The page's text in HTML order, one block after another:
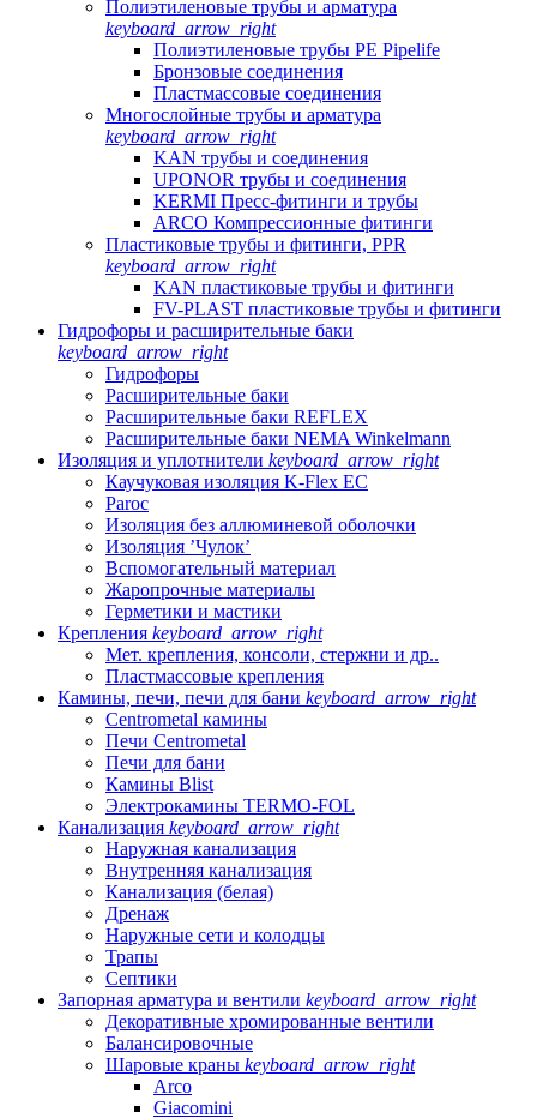
Полиэтиленовые трубы и арматура
keyboard_arrow_right
Полиэтиленовые трубы PE Pipelife
Бронзовые соединения
Пластмассовые соединения
Многослойные трубы и арматура
keyboard_arrow_right
KAN трубы и соединения
UPONOR трубы и соединения
KERMI Пресс-фитинги и трубы
ARCO Компрессионные фитинги
Пластиковые трубы и фитинги, PPR
keyboard_arrow_right
KAN пластиковые трубы и фитинги
FV-PLAST пластиковые трубы и фитинги
Гидрофоры и расширительные баки
keyboard_arrow_right
Гидрофоры
Расширительные баки
Расширительные баки REFLEX
Расширительные баки NEMA Winkelmann
Изоляция и уплотнители keyboard_arrow_right
Каучуковая изоляция K-Flex EC
Paroc
Изоляция без аллюминевой оболочки
Изоляция ’Чулок’
Вспомогательный материал
Жаропрочные материалы
Герметики и мастики
Крепления keyboard_arrow_right
Мет. крепления, консоли, стержни и др..
Пластмассовые крепления
Камины, печи, печи для бани keyboard_arrow_right
Centrometal камины
Печи Centrometal
Печи для бани
Камины Blist
Электрокамины TERMO-FOL
Канализация keyboard_arrow_right
Наружная канализация
Внутренняя канализация
Канализация (белая)
Дренаж
Наружные сети и колодцы
Трапы
Септики
Запорная арматура и вентили keyboard_arrow_right
Декоративные хромированные вентили
Балансировочные
Шаровые краны keyboard_arrow_right
Arco
Giacomini